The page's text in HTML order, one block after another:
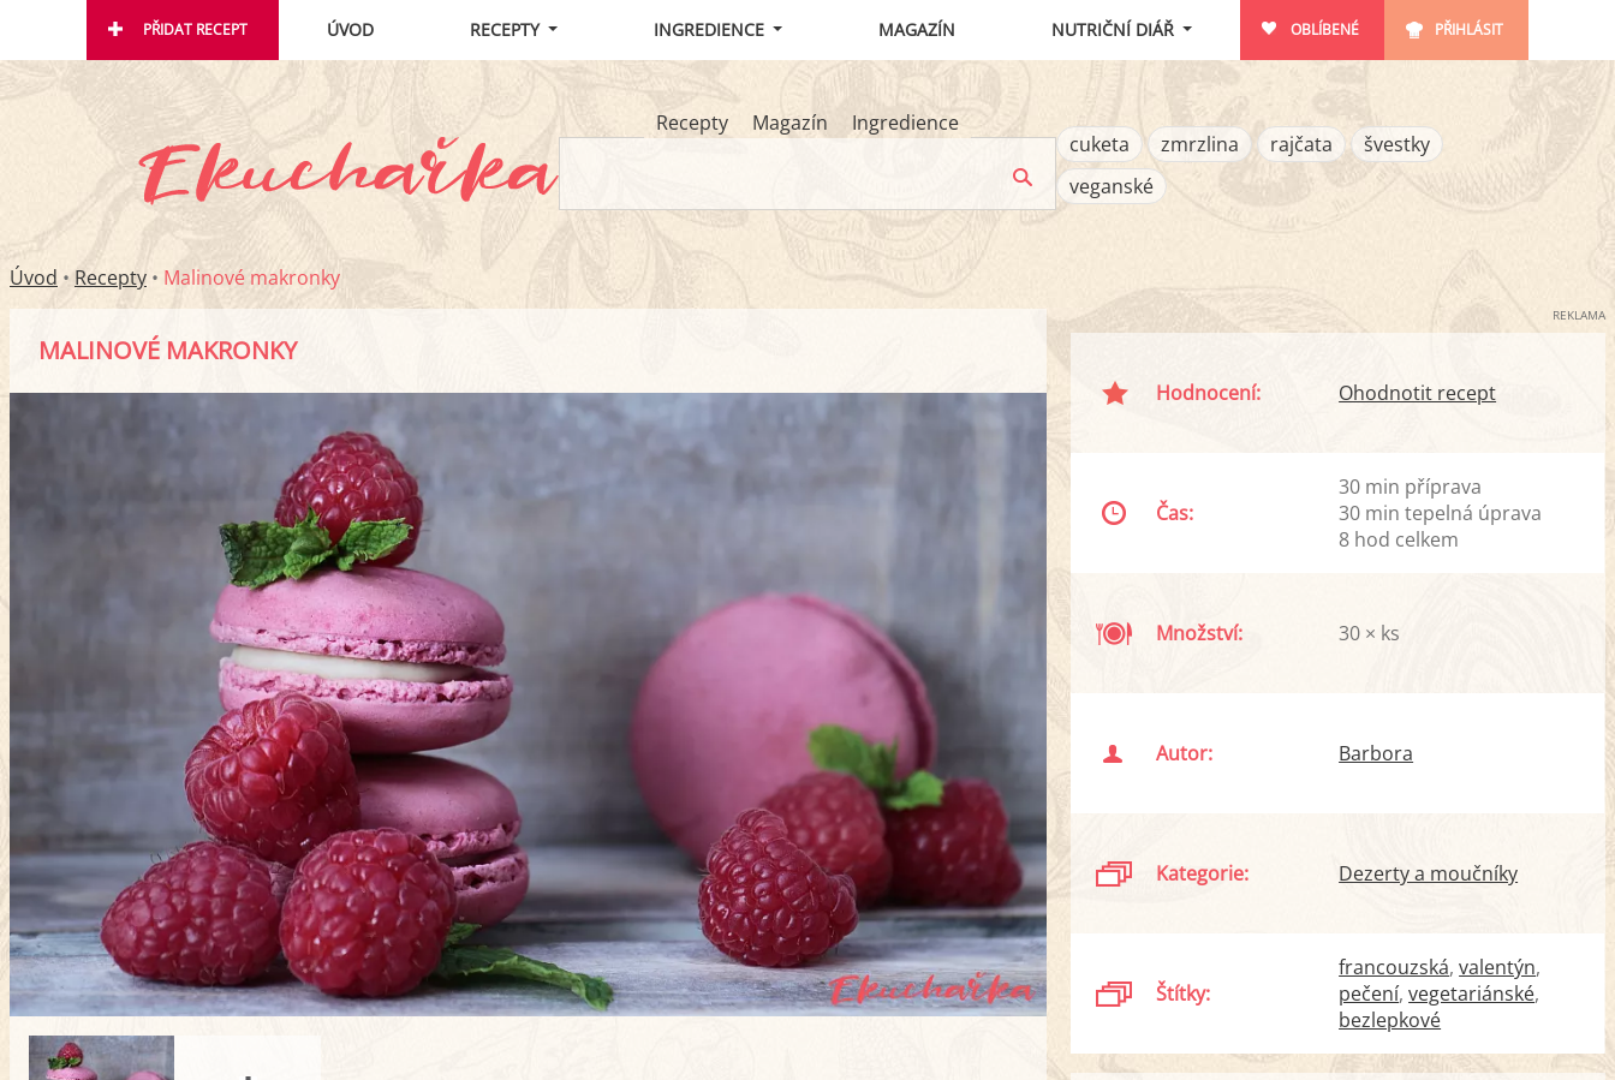
PŘIDAT RECEPT ÚVOD RECEPTY INGREDIENCE MAGAZÍN NUTRIČNÍ DIÁŘ OBLÍBENÉ PŘIHLÁSIT
Recepty Magazín
Ingredience
cuketa
zmrzlina rajčata
švestky
veganské
Úvod • Recepty • Malinové makronky
MALINOVÉ MAKRONKY
REKLAMA
Hodnocení: Ohodnotit recept
Čas:
30 min příprava
30 min tepelná úprava
8 hod celkem
Množství: 30 × ks
Autor: Barbora
Kategorie: Dezerty a moučníky
Štítky:
francouzská valentýn
pečení vegetariánské
bezlepkové